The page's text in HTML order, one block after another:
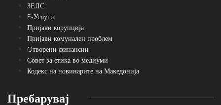
ЗЕЛС
E-Услуги
Пријави корупција
Пријави комунален проблем
Oтворени финансии
Совет за етика во медиуми
Кодекс на новинарите на Македонија
Пребарувај